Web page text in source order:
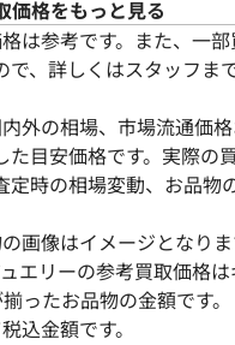
アイ リング
ティ
参
ASK
価格をもっと見る
は参考です。また、一
で、詳しくはスタッフま
外の相場、市場流通価
た目安価格です。実際の
定時の相場変動、お品物
画像はイメージとなりま
エリーの参考買取価格は
ったお品物の金額です。
込金額です。